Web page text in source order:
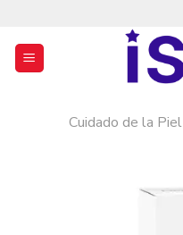
contenido
Cuidado de la Piel